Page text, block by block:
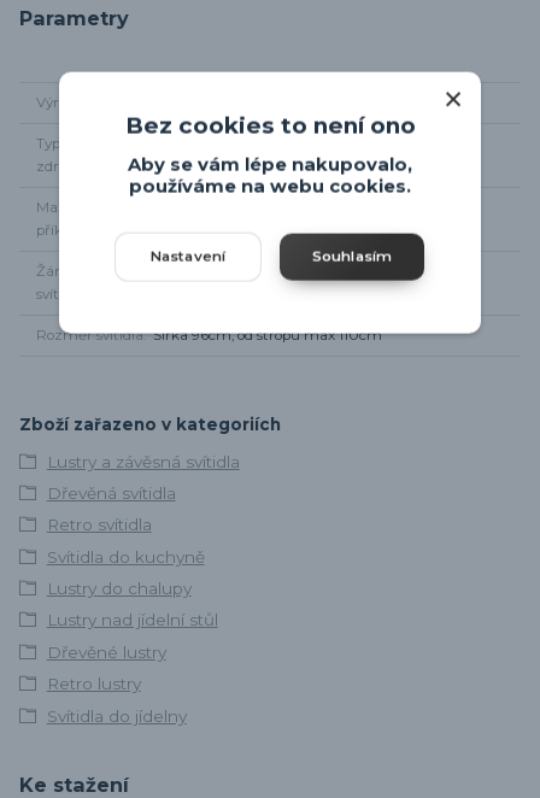
Parametry
Výrobce
Typ světelného
zdroje
Maximální
příkon
Žárovky součástí
svítidla
Rozměr svítidla Šířka 96cm, od stropu max 110cm
Zboží zařazeno v kategoriích
Lustry a závěsná svítidla
Dřevěná svítidla
Retro svítidla
Svítidla do kuchyně
Lustry do chalupy
Lustry nad jídelní stůl
Dřevěné lustry
Retro lustry
Svítidla do jídelny
Ke stažení
Bez cookies to není ono
Aby se vám lépe nakupovalo,
používáme na webu cookies.
Nastavení Souhlasím